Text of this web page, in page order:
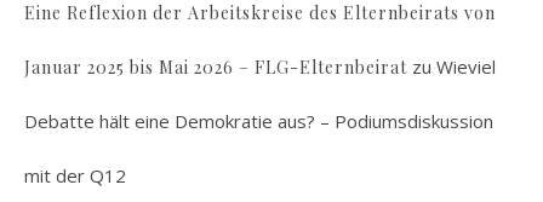
Eine Reflexion der Arbeitskreise des Elternbeirats von
Januar 2025 bis Mai 2026 – FLG-Elternbeirat zu Wieviel
Debatte hält eine Demokratie aus? – Podiumsdiskussion
mit der Q12